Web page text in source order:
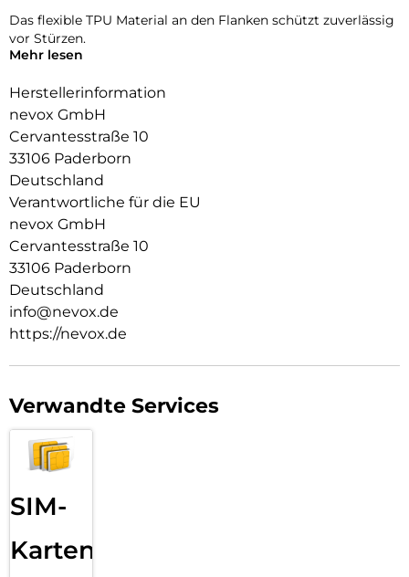
Das flexible TPU Material an den Flanken schützt zuverlässig
vor Stürzen.
Durch das verwendete Material ist diese komplett
Transparent und bringt jegliche Farbe des Smartphones,
passend zur Geltung.
Die Anschlüsse, Knöpfe und Kamera bleiben voll zugänglich.
Hochwertiges Schmutzabweisendes Material und
Schockproof durch eingearbeitete Luftpolster in den Ecken.
Mehr lesen
Herstellerinformation
nevox GmbH
Cervantesstraße 10
33106 Paderborn
Deutschland
Verantwortliche für die EU
nevox GmbH
Cervantesstraße 10
33106 Paderborn
Deutschland
info@nevox.de
https://nevox.de
Verwandte Services
SIM-
Karten